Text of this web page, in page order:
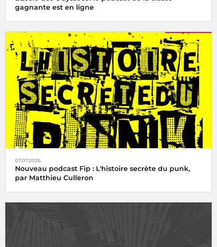
gagnante est en ligne
07.07.2026
Nouveau podcast Fip : L'histoire secrète du punk,
par Matthieu Culleron